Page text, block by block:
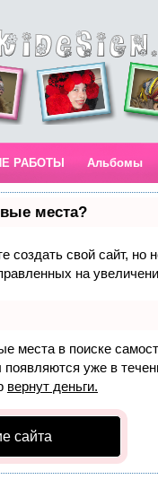
РАБОТЫ Альбомы
места?
создать свой сайт, но
на
места в поиске
появляются уже в
вернут деньги.
сайта